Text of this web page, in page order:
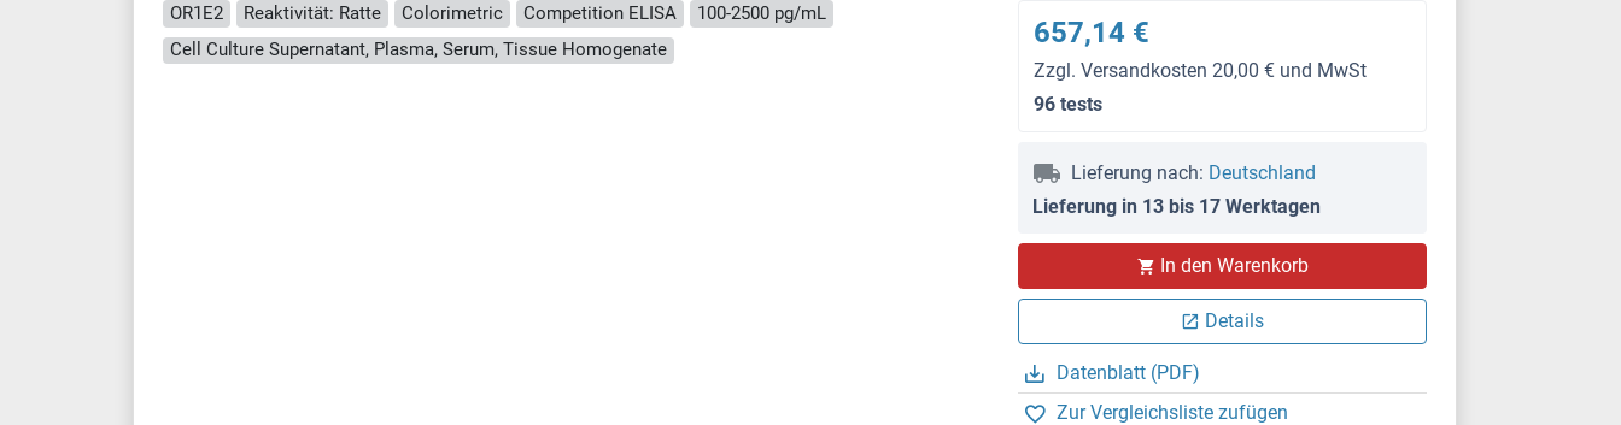
OR1E2 Reaktivität: Ratte Colorimetric Competition ELISA
100-2500 pg/mL
Cell Culture Supernatant, Plasma, Serum, Tissue Homogenate
657,14 €
Zzgl. Versandkosten 20,00 € und MwSt
96 tests
Lieferung nach: Deutschland
Lieferung in 13 bis 17 Werktagen
In den Warenkorb
Details
Datenblatt (PDF)
Zur Vergleichsliste zufügen